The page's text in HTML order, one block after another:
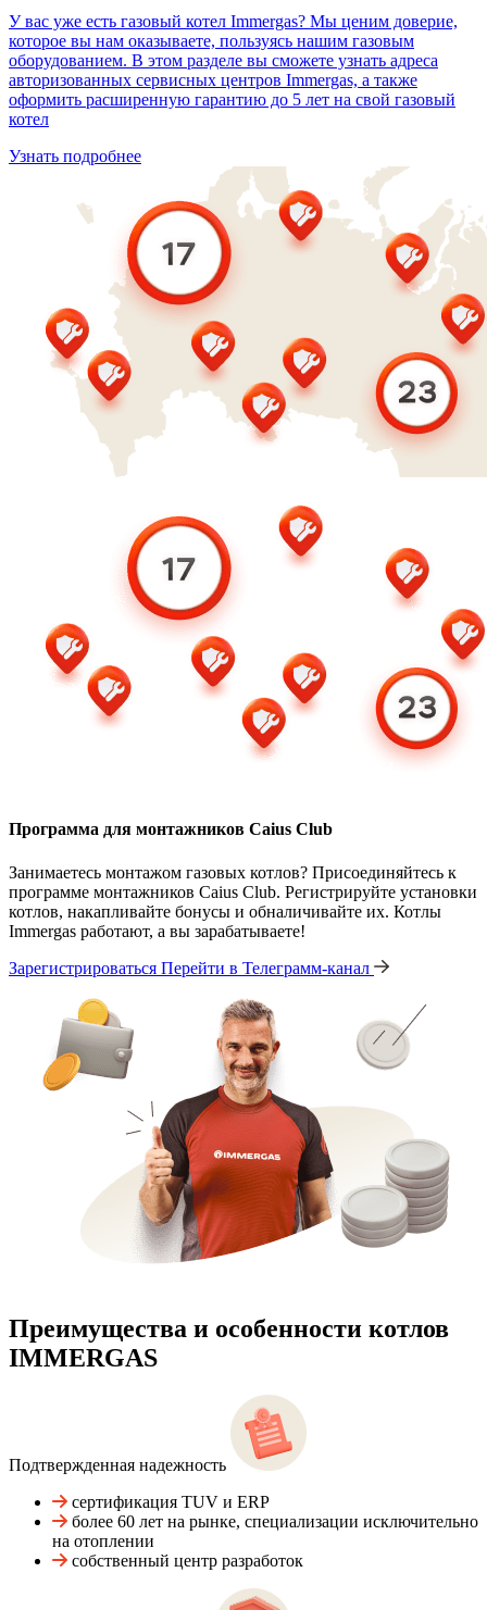
У вас уже есть газовый котел Immergas? Мы ценим доверие,
которое вы нам оказываете, пользуясь нашим газовым
оборудованием. В этом разделе вы сможете узнать адреса
авторизованных сервисных центров Immergas, а также
оформить расширенную гарантию до 5 лет на свой газовый
котел
Узнать подробнее
Программа для монтажников Caius Club
Занимаетесь монтажом газовых котлов? Присоединяйтесь к
программе монтажников Caius Club. Регистрируйте установки
котлов, накапливайте бонусы и обналичивайте их. Котлы
Immergas работают, а вы зарабатываете!
Зарегистрироваться Перейти в Телеграмм-канал
Преимущества и особенности котлов
IMMERGAS
Подтвержденная надежность
сертификация TUV и ERP
более 60 лет на рынке, специализации исключительно
на отоплении
собственный центр разработок